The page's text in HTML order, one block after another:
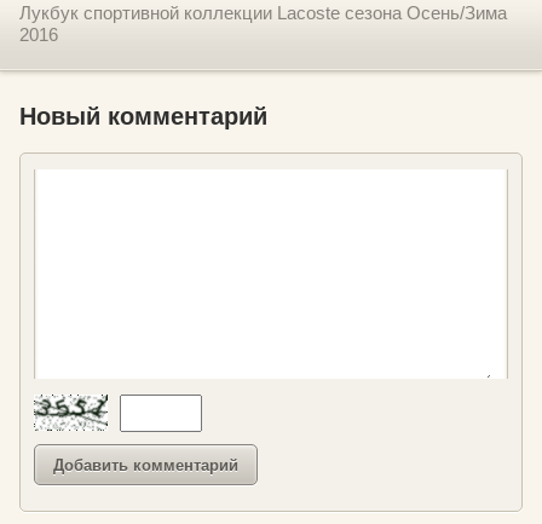
Лукбук спортивной коллекции Lacoste сезона Осень/Зима
2016
Новый комментарий